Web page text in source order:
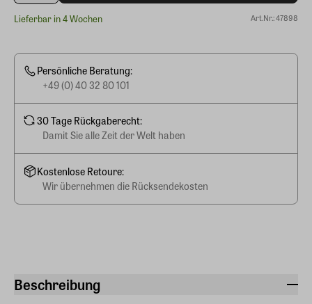
Beschreibung
Lieferbar in 4 Wochen Art.Nr.: 47898
Persönliche Beratung:
+49 (0) 40 32 80 101
30 Tage Rückgaberecht:
Damit Sie alle Zeit der Welt haben
Kostenlose Retoure:
Wir übernehmen die Rücksendekosten